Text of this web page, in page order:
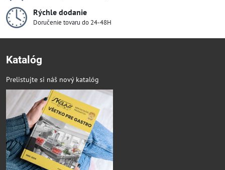
Rýchle dodanie
Doručenie tovaru do 24-48H
Katalóg
Prelistujte si náš nový katalóg